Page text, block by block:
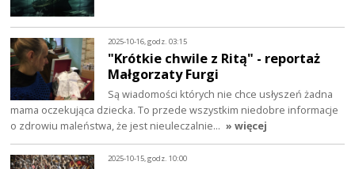
2025-10-16, godz. 03:15
"Krótkie chwile z Ritą" - reportaż
Małgorzaty Furgi
Są wiadomości których nie chce usłyszeń żadna
mama oczekująca dziecka. To przede wszystkim niedobre informacje
o zdrowiu maleństwa, że jest nieuleczalnie… » więcej
2025-10-15, godz. 10:00